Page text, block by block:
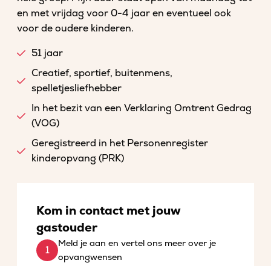
en met vrijdag voor 0-4 jaar en eventueel ook
voor de oudere kinderen.
51 jaar
Creatief, sportief, buitenmens,
spelletjesliefhebber
In het bezit van een Verklaring Omtrent Gedrag
(VOG)
Geregistreerd in het Personenregister
kinderopvang (PRK)
Kom in contact met jouw
gastouder
Meld je aan en vertel ons meer over je
opvangwensen